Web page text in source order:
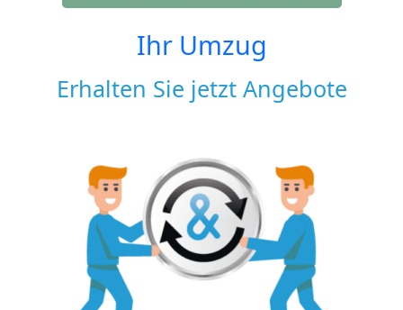
Ihr Umzug
Erhalten Sie jetzt Angebote